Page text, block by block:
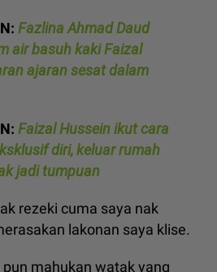
Fazlina Ahmad Daud
air basuh kaki Faizal
ajaran sesat dalam
Faizal Hussein ikut cara
diri, keluar rumah
jadi tumpuan
rezeki cuma saya nak
lakonan saya klise.
mahukan watak yang